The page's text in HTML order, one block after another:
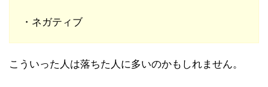
・ネガティブ
こういった人は落ちた人に多いのかもしれません。